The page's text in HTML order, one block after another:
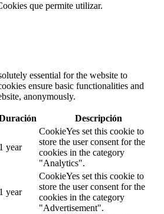
que permite utilizar.
essential for the website to
ensure basic functionalities and
anonymously.
Descripción
1 year
CookieYes set this cookie to
store the user consent for the
cookies in the category
"Analytics".
1 year
CookieYes set this cookie to
store the user consent for the
cookies in the category
"Advertisement".